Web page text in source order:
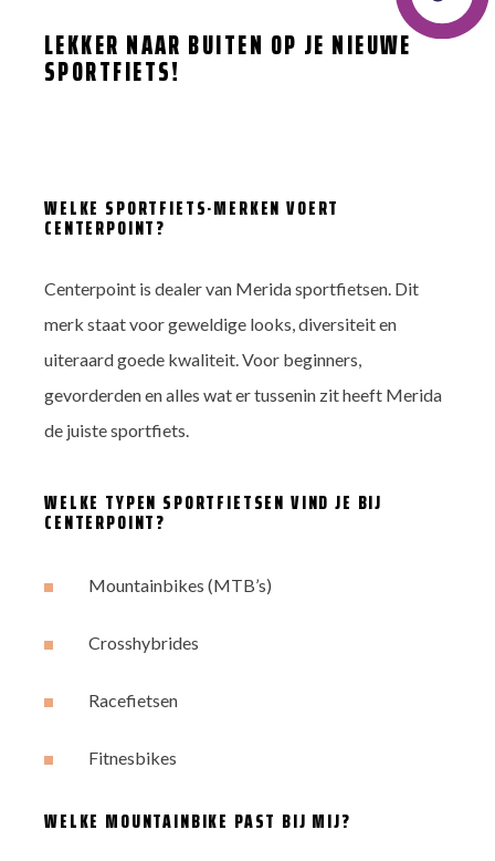
kan
gekozen
LEKKER NAAR BUITEN OP JE NIEUWE
SPORTFIETS!
WELKE SPORTFIETS-MERKEN VOERT
CENTERPOINT?
Centerpoint is dealer van Merida sportfietsen. Dit
merk staat voor geweldige looks, diversiteit en
uiteraard goede kwaliteit. Voor beginners,
gevorderden en alles wat er tussenin zit heeft Merida
de juiste sportfiets.
WELKE TYPEN SPORTFIETSEN VIND JE BIJ
CENTERPOINT?
Mountainbikes (MTB’s)
Crosshybrides
Racefietsen
Fitnesbikes
WELKE MOUNTAINBIKE PAST BIJ MIJ?